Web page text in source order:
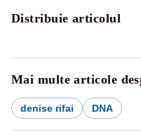
Distribuie articolul
Mai multe articole
denise rifai DNA